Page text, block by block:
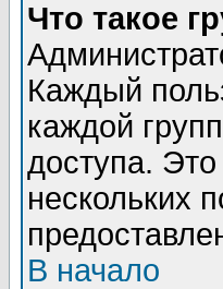
Что такое
Каждый
каждой
доступа.
нескольких
В начало